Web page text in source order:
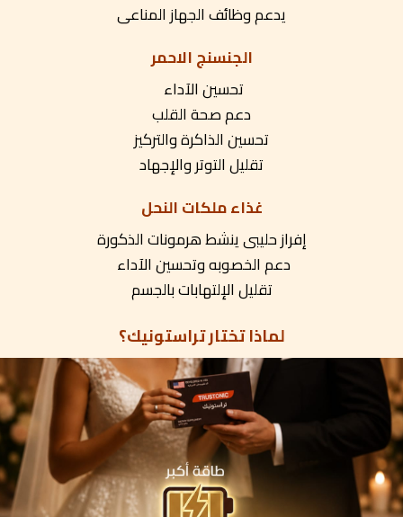
يدعم وظائف الجهاز المناعى
الجنسنج الاحمر
تحسين الآداء
دعم صحة القلب
تحسين الذاكرة والتركيز
تقليل التوتر والإجهاد
غذاء ملكات النحل
إفراز حليبى ينشط هرمونات الذكورة
دعم الخصوبه وتحسين الآداء
تقليل الإلتهابات بالجسم
لماذا تختار تراستونيك؟